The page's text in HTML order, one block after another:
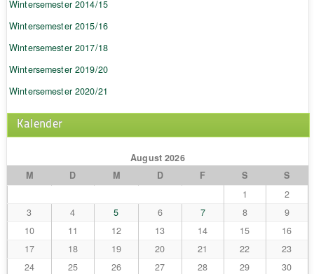
Wintersemester 2014/15
Wintersemester 2015/16
Wintersemester 2017/18
Wintersemester 2019/20
Wintersemester 2020/21
Kalender
August 2026
M
D M D F S
S
1
2
3
4 5 6 7 8
9
10
11 12 13 14 15
16
17
18 19 20 21 22
23
24
25 26 27 28 29
30